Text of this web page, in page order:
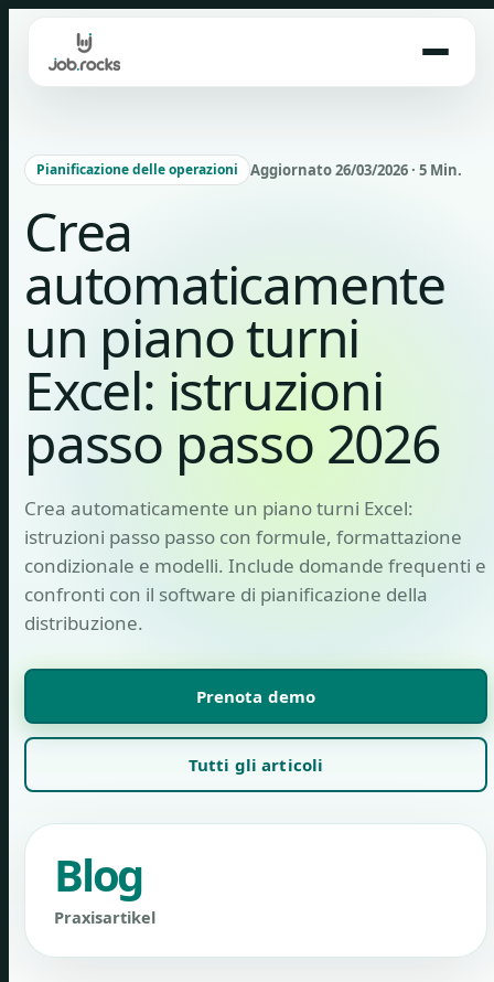
content
Pianificazione delle operazioni Aggiornato 26/03/2026 · 5 Min.
Crea
automaticamente
un piano turni
Excel: istruzioni
passo passo 2026
Crea automaticamente un piano turni Excel:
istruzioni passo passo con formule, formattazione
condizionale e modelli. Include domande frequenti e
confronti con il software di pianificazione della
distribuzione.
Prenota demo
Tutti gli articoli
Blog
Praxisartikel